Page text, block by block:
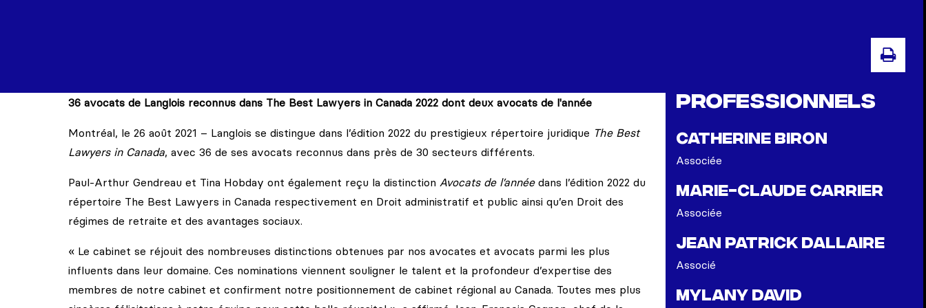
36 avocats de Langlois reconnus dans The Best Lawyers in Canada 2022 dont deux avocats de l'année
Montréal, le 26 août 2021 – Langlois se distingue dans l’édition 2022 du prestigieux répertoire juridique The Best
Lawyers in Canada, avec 36 de ses avocats reconnus dans près de 30 secteurs différents.
Paul-Arthur Gendreau et Tina Hobday ont également reçu la distinction Avocats de l’annéedans l’édition 2022 du
répertoire The Best Lawyers in Canada respectivement en Droit administratif et public ainsi qu’en Droit des
régimes de retraite et des avantages sociaux.
« Le cabinet se réjouit des nombreuses distinctions obtenues par nos avocates et avocats parmi les plus
influents dans leur domaine. Ces nominations viennent souligner le talent et la profondeur d’expertise des
membres de notre cabinet et confirment notre positionnement de cabinet régional au Canada. Toutes mes plus
Professionnels
Catherine Biron
Associée
Marie-Claude Carrier
Associée
Jean Patrick Dallaire
Associé
Mylany David